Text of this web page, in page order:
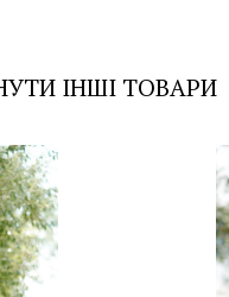
ІНШІ ТОВАРИ